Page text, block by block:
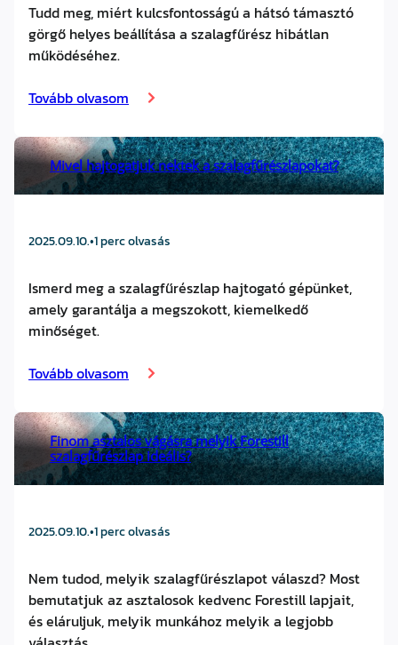
Tudd meg, miért kulcsfontosságú a hátsó támasztó
görgő helyes beállítása a szalagfűrész hibátlan
működéséhez.
Tovább olvasom
Mivel hajtogatjuk nektek a szalagfűrészlapokat?
2025.09.10.•1 perc olvasás
Ismerd meg a szalagfűrészlap hajtogató gépünket,
amely garantálja a megszokott, kiemelkedő
minőséget.
Tovább olvasom
Finom asztalos vágásra melyik Forestill
szalagfűrészlap ideális?
2025.09.10.•1 perc olvasás
Nem tudod, melyik szalagfűrészlapot válaszd? Most
bemutatjuk az asztalosok kedvenc Forestill lapjait,
és eláruljuk, melyik munkához melyik a legjobb